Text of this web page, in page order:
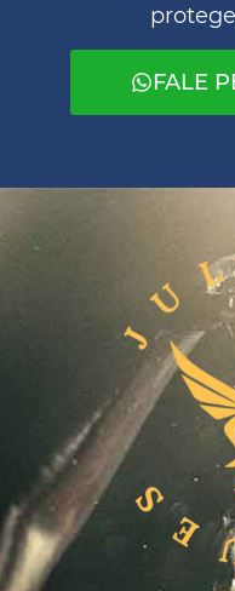
FALE